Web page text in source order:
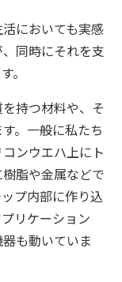
においても実感
同時にそれを支
。
持つ材料や、そ
。一般に私たち
ンウエハ上にト
脂や金属などで
プ内部に作り込
リケーション
も動いていま